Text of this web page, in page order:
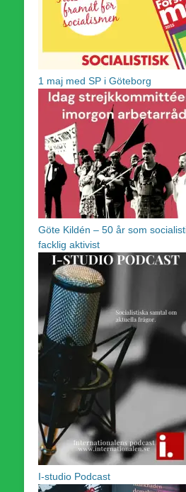
1 maj med SP i Göteborg
Göte Kildén – 50 år som
facklig aktivist
I-studio Podcast